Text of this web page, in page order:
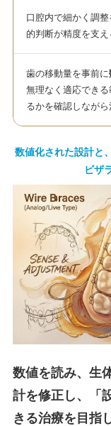
口腔内で細かく調
的判断が精度を支え
歯の移動量を事前に
無理なく適応でき
るかを確認しながら
数値化された設計と
ビザ
数値を読み、生
計を修正し、「
きる治療を目指